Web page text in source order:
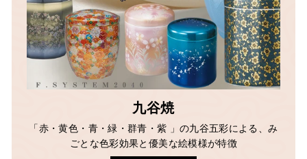
九谷焼
「赤・黄色・青・緑・群青・紫 」の九谷五彩による、み
ごとな色彩効果と優美な絵模様が特徴